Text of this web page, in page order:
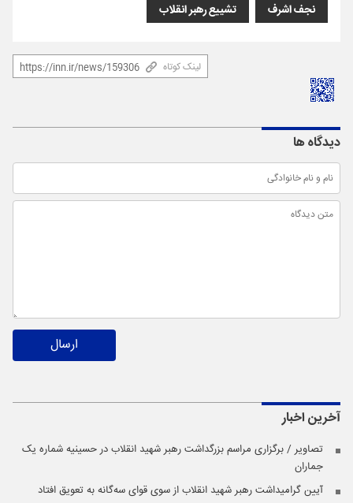
نجف اشرف
تشییع رهبر انقلاب
لینک کوتاه
دیدگاه ها
ارسال
آخرین اخبار
تصاویر / برگزاری مراسم بزرگداشت رهبر شهید انقلاب در حسینیه شماره یک
جماران
آیین گرامیداشت رهبر شهید انقلاب از سوی قوای سه‌گانه به تعویق افتاد